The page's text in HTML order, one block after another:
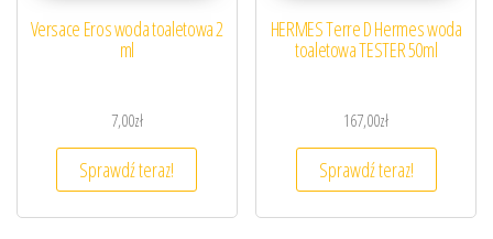
Versace Eros woda toaletowa 2
ml
7,00zł
Sprawdź teraz!
HERMES Terre D Hermes woda
toaletowa TESTER 50ml
167,00zł
Sprawdź teraz!